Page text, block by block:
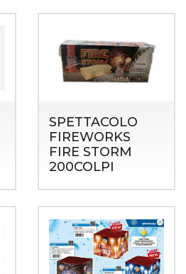
SPETTACOLO
FIREWORKS
FIRE STORM
200COLPI